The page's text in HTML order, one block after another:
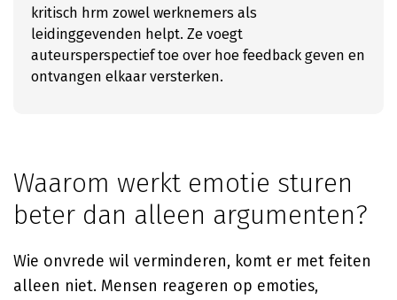
kritisch hrm zowel werknemers als
leidinggevenden helpt. Ze voegt
auteursperspectief toe over hoe feedback geven en
ontvangen elkaar versterken.
Waarom werkt emotie sturen
beter dan alleen argumenten?
Wie onvrede wil verminderen, komt er met feiten
alleen niet. Mensen reageren op emoties,